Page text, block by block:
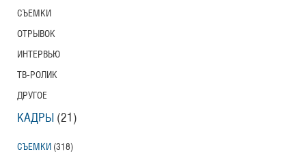
СЪЕМКИ
ОТРЫВОК
ИНТЕРВЬЮ
ТВ-РОЛИК
ДРУГОЕ
КАДРЫ (21)
СЪЕМКИ (318)